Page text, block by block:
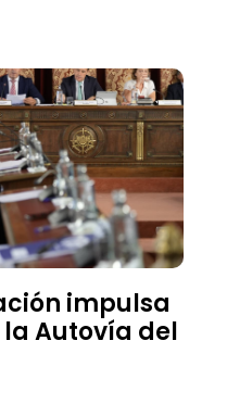
impulsa
Autovía del